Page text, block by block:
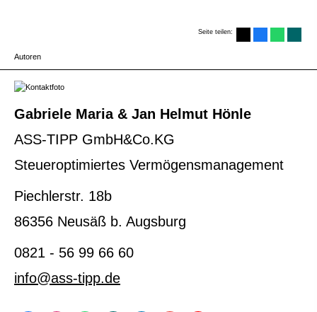
Seite teilen:
Autoren
Gabriele Maria & Jan Helmut Hönle
ASS-TIPP GmbH&Co.KG
Steueroptimiertes Vermögensmanagement
Piechlerstr. 18b
86356 Neusäß b. Augsburg
0821 - 56 99 66 60
info@ass-tipp.de